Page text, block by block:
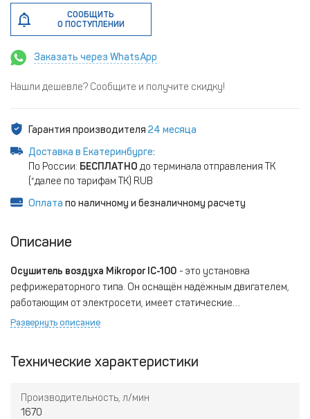
СООБЩИТЬ
О ПОСТУПЛЕНИИ
Заказать через WhatsApp
Нашли дешевле? Сообщите и получите скидку!
Гарантия производителя 24 месяца
Доставка в Екатеринбурге:
По России: БЕСПЛАТНО до терминала отправления ТК
(*далее по тарифам ТК) RUB
Оплата по наличному и безналичному расчету
Описание
Осушитель воздуха Mikropor IC-100 - это установка
рефрижераторного типа. Он оснащён надёжным двигателем,
работающим от электросети, имеет статические
конденсаторы без охлаждающего вентилятора. Поэтому
Развернуть описание
Технические характеристики
Производительность, л/мин
1670